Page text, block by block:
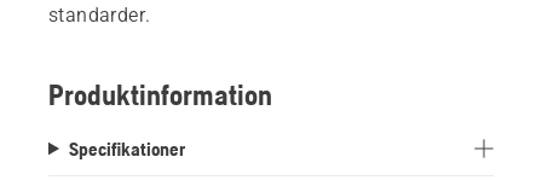
standarder.
Produktinformation
Specifikationer